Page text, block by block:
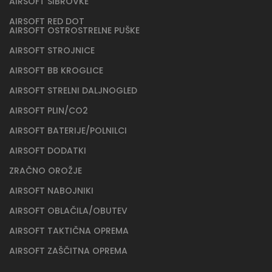
AIRSOFT RED DOT
AIRSOFT OSTROSTRELNE PUŠKE
AIRSOFT STROJNICE
AIRSOFT BB KROGLICE
AIRSOFT STRELNI DALJNOGLED
AIRSOFT PLIN/CO2
AIRSOFT BATERIJE/POLNILCI
AIRSOFT DODATKI
ZRAČNO OROŽJE
AIRSOFT NABOJNIKI
AIRSOFT OBLAČILA/OBUTEV
AIRSOFT TAKTIČNA OPREMA
AIRSOFT ZAŠČITNA OPREMA